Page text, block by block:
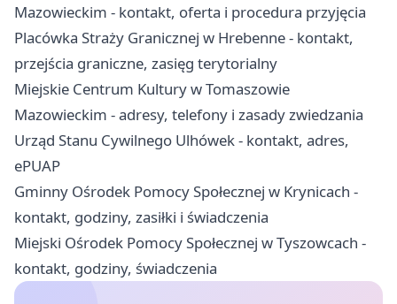
Mazowieckim - kontakt, oferta i procedura przyjęcia
Placówka Straży Granicznej w Hrebenne - kontakt,
przejścia graniczne, zasięg terytorialny
Miejskie Centrum Kultury w Tomaszowie
Mazowieckim - adresy, telefony i zasady zwiedzania
Urząd Stanu Cywilnego Ulhówek - kontakt, adres,
ePUAP
Gminny Ośrodek Pomocy Społecznej w Krynicach -
kontakt, godziny, zasiłki i świadczenia
Miejski Ośrodek Pomocy Społecznej w Tyszowcach -
kontakt, godziny, świadczenia